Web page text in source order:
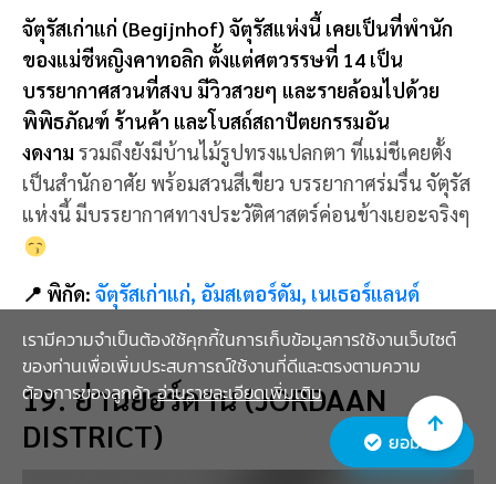
พิพิธภัณฑ์ ร้านค้า และโบสถ์สถาปัตยกรรมอัน
งดงามรวมถึงยังมีบ้านไม้รูปทรงแปลกตา ที่แม่ชีเคยตั้ง
เป็นสำนักอาศัย พร้อมสวนสีเขียว บรรยากาศร่มรื่น จัตุรัส
แห่งนี้ มีบรรยากาศทางประวัติศาสตร์ค่อนข้างเยอะจริงๆ
📍 พิกัด:จัตุรัสเก่าแก่, อัมสเตอร์ดัม, เนเธอร์แลนด์
19. ย่านยอร์ดาน (JORDAAN
DISTRICT)
เรามีความจำเป็นต้องใช้คุกกี้ในการเก็บข้อมูลการใช้งานเว็บไซต์
ของท่านเพื่อเพิ่มประสบการณ์ใช้งานที่ดีและตรงตามความ
ต้องการของลูกค้าอ่านรายละเอียดเพิ่มเติม
ยอมรับ